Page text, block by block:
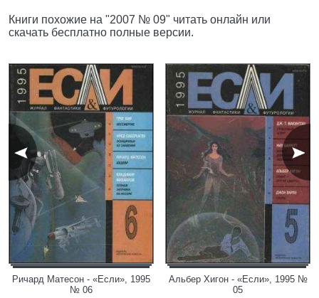
Книги похожие на "2007 № 09" читать онлайн или
скачать бесплатно полные версии.
Ричард Матесон - «Если», 1995
№ 06
Альбер Хигон - «Если», 1995 №
05